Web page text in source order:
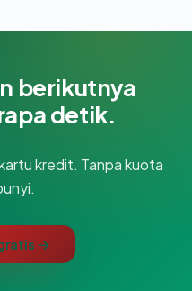
berikutnya
detik.
kredit. Tanpa kuota
→